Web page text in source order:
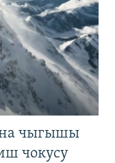
чыгышы
чокусу